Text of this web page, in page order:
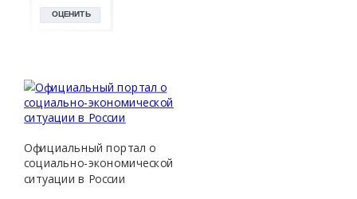
Официальный портал о
социально-экономической
ситуации в России